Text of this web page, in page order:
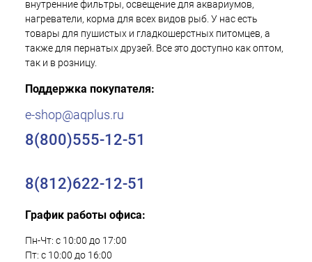
внутренние фильтры, освещение для аквариумов,
нагреватели, корма для всех видов рыб. У нас есть
товары для пушистых и гладкошерстных питомцев, а
также для пернатых друзей. Все это доступно как оптом,
так и в розницу.
Поддержка покупателя:
e-shop@aqplus.ru
8(800)555-12-51
8(812)622-12-51
График работы офиса:
Пн-Чт: с 10:00 до 17:00
Пт: с 10:00 до 16:00